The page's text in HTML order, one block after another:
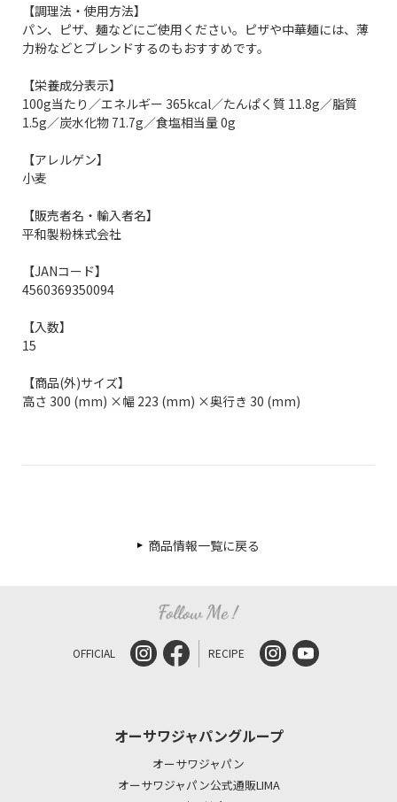
【調理法・使用方法】
パン、ピザ、麺などにご使用ください。ピザや中華麺には、薄
力粉などとブレンドするのもおすすめです。
【栄養成分表示】
100g当たり／エネルギー 365kcal／たんぱく質 11.8g／脂質
1.5g／炭水化物 71.7g／食塩相当量 0g
【アレルゲン】
小麦
【販売者名・輸入者名】
平和製粉株式会社
【JANコード】
4560369350094
【入数】
15
【商品(外)サイズ】
高さ 300 (mm) ×幅 223 (mm) ×奥行き 30 (mm)
商品情報一覧に戻る
OFFICIAL RECIPE
オーサワジャパングループ
オーサワジャパン
オーサワジャパン公式通販LIMA